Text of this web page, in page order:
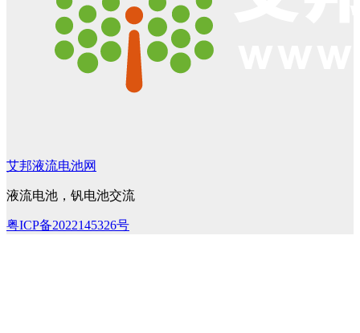
艾邦液流电池网
液流电池，钒电池交流
粤ICP备2022145326号